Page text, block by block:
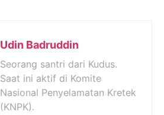
Udin Badruddin
Seorang santri dari Kudus.
Saat ini aktif di Komite
Nasional Penyelamatan Kretek
(KNPK).